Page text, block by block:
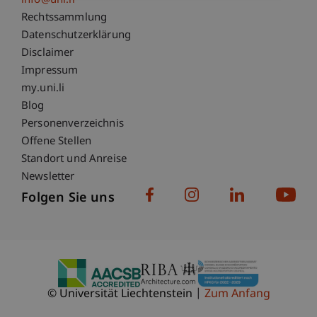
Fußzeile Rechtliche Hinweise
Rechtssammlung
Datenschutzerklärung
Disclaimer
Impressum
Fußzeile Subdomain-Verzeichnis
my.uni.li
Blog
Personenverzeichnis
Offene Stellen
Standort und Anreise
Newsletter
Folgen Sie uns
© Universität Liechtenstein Zum Anfang